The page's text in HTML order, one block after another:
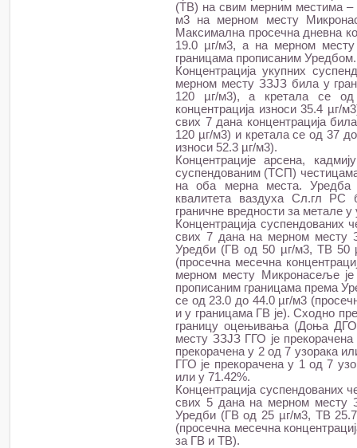
(ТВ) на свим мерним местима –
м3 на мерном месту
Максимална просечна дневна
19.0 µг/м3, а на мерном
границама прописаним Уредбом.
Концентрација укупних
мерном месту ЗЗЈЗ била у
120 µг/м3), а кретала се
концентрација износи 35.4
свих 7 дана концентрација
120 µг/м3) и кретала се од 37
износи 52.3 µг/м3).
Концентрације арсена,
суспендованим (ТСП)
на оба мерна места. Уредба
квалитета ваздуха Сл.гл РС
граничне вредности за метале
Концентрација
свих 7 дана на мерном месту
Уредби (ГВ од 50 µг/м3, ТВ 50
(просечна месечна
мерном месту Микронасеље
прописаним границама према
се од 23.0 до 44.0 µг/м3
и у границама ГВ је). Сходно
границу оцењивања (Доња
месту ЗЗЈЗ ГГО је
прекорачена у 2 од 7 узорака
ГГО је прекорачена у 1 од 7
или у 71.42%.
Концентрација суспендованих
свих 5 дана на мерном месту
Уредби (ГВ од 25 µг/м3, ТВ
(просечна месечна
за ГВ и ТВ).